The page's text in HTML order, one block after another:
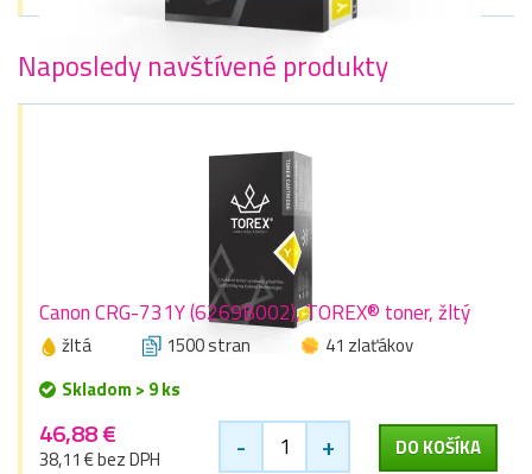
Naposledy navštívené produkty
Canon CRG-731Y (6269B002), TOREX® toner, žltý
žltá 1500 stran
41 zlaťákov
Skladom > 9 ks
46,88 €
38,11 € bez DPH - + DO KOŠÍKA